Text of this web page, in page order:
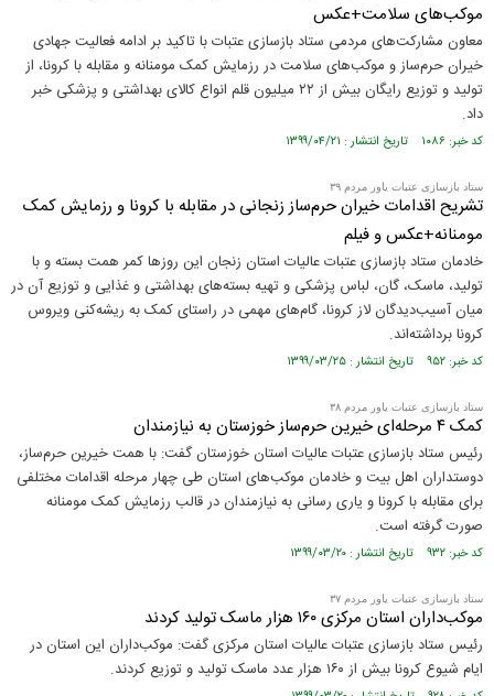
موکب‌های سلامت+عکس
معاون مشارکت‌های مردمی ستاد بازسازی عتبات با تاکید بر ادامه فعالیت جهادی
خیران حرم‌ساز و موکب‌های سلامت در رزمایش کمک مومنانه و مقابله با کرونا، از
تولید و توزیع رایگان بیش از ۲۲ میلیون قلم انواع کالای بهداشتی و پزشکی خبر
داد.
کد خبر: ۱۰۸۶ تاریخ انتشار : ۱۳۹۹/۰۴/۲۱
ستاد بازسازی عتبات یاور مردم ۳۹
تشریح اقدامات خیران حرم‌ساز زنجانی در مقابله با کرونا و رزمایش کمک
مومنانه+عکس و فیلم
خادمان ستاد بازسازی عتبات عالیات استان زنجان این روز‌ها کمر همت بسته و با
تولید، ماسک، گان، لباس پزشکی و تهیه بسته‌های بهداشتی و غذایی و توزیع آن در
میان آسیب‌دیدگان لاز کرونا، گام‌های مهمی در راستای کمک به ریشه‌کنی ویروس
کرونا برداشته‌اند.
کد خبر: ۹۵۲ تاریخ انتشار : ۱۳۹۹/۰۳/۲۵
ستاد بازسازی عتبات یاور مردم ۳۸
کمک ۴ مرحله‌ای خیرین حرم‌ساز خوزستان به نیازمندان
رئیس ستاد بازسازی عتبات عالیات استان خوزستان گفت: با همت خیرین حرم‌ساز،
دوستداران اهل بیت و خادمان موکب‌های استان طی چهار مرحله اقدامات مختلفی
برای مقابله با کرونا و یاری رسانی به نیازمندان در قالب رزمایش کمک مومنانه
صورت گرفته است.
کد خبر: ۹۳۲ تاریخ انتشار : ۱۳۹۹/۰۳/۲۰
ستاد بازسازی عتبات یاور مردم ۳۷
موکب‌داران استان مرکزی ۱۶۰ هزار ماسک تولید کردند
رئیس ستاد بازسازی عتبات عالیات استان مرکزی گفت: موکب‌داران این استان در
ایام شیوع کرونا بیش از ۱۶۰ هزار عدد ماسک تولید و توزیع کردند.